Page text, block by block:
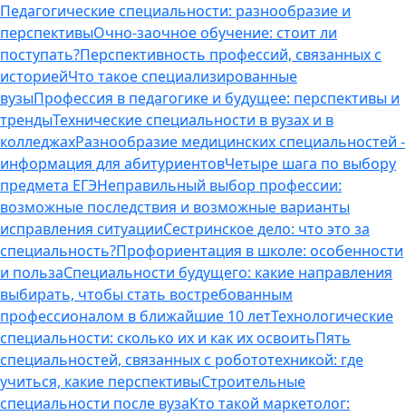
Педагогические специальности: разнообразие и
перспективыОчно-заочное обучение: стоит ли
поступать?Перспективность профессий, связанных с
историейЧто такое специализированные
вузыПрофессия в педагогике и будущее: перспективы и
трендыТехнические специальности в вузах и в
колледжахРазнообразие медицинских специальностей -
информация для абитуриентовЧетыре шага по выбору
предмета ЕГЭНеправильный выбор профессии:
возможные последствия и возможные варианты
исправления ситуацииСестринское дело: что это за
специальность?Профориентация в школе: особенности
и пользаСпециальности будущего: какие направления
выбирать, чтобы стать востребованным
профессионалом в ближайшие 10 летТехнологические
специальности: сколько их и как их освоитьПять
специальностей, связанных с робототехникой: где
учиться, какие перспективыСтроительные
специальности после вузаКто такой маркетолог: